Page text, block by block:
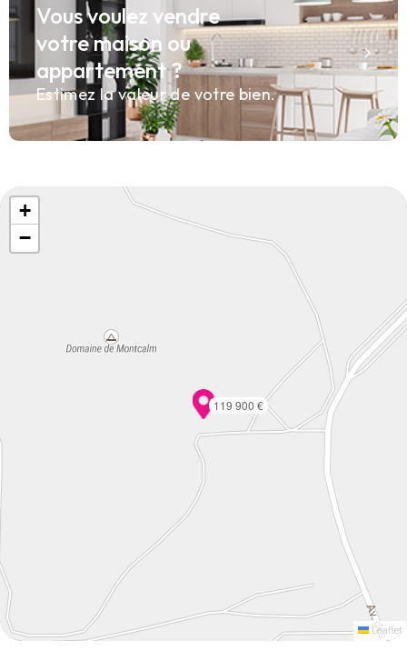
Vous voulez vendre
votre maison ou
appartement ?
Estimez la valeur de votre bien.
119 900 €
+
−
Leaflet